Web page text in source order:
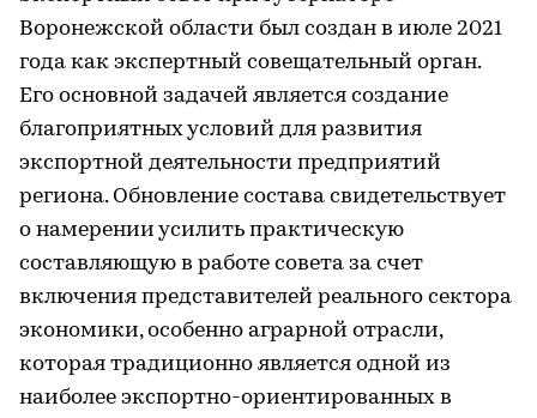
Воронежской области был создан в июле 2021
года как экспертный совещательный орган.
Его основной задачей является создание
благоприятных условий для развития
экспортной деятельности предприятий
региона. Обновление состава свидетельствует
о намерении усилить практическую
составляющую в работе совета за счет
включения представителей реального сектора
экономики, особенно аграрной отрасли,
которая традиционно является одной из
наиболее экспортно-ориентированных в